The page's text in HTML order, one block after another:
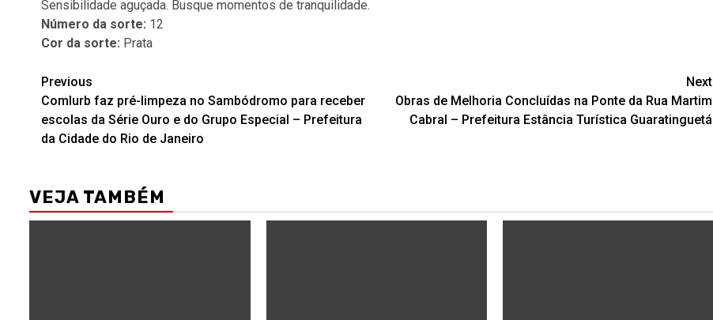
Sensibilidade aguçada. Busque momentos de tranquilidade.
Número da sorte: 12
Cor da sorte: Prata
Post
navigation
Previous
Comlurb faz pré-limpeza no Sambódromo para receber
escolas da Série Ouro e do Grupo Especial – Prefeitura
da Cidade do Rio de Janeiro
Next
Obras de Melhoria Concluídas na Ponte da Rua Martim
Cabral – Prefeitura Estância Turística Guaratinguetá
VEJA TAMBÉM